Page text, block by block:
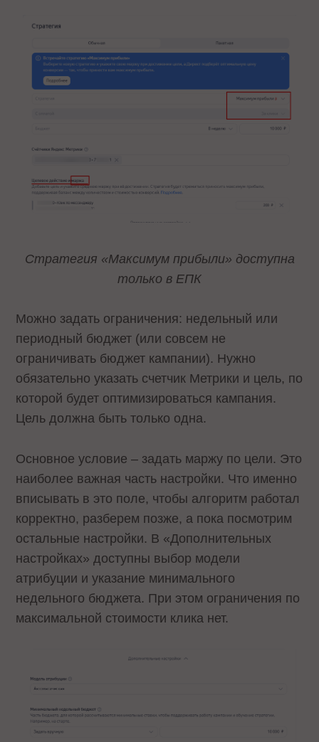
Стратегия «Максимум прибыли» доступна
только в ЕПК
Можно задать ограничения: недельный или
периодный бюджет (или совсем не
ограничивать бюджет кампании). Нужно
обязательно указать счетчик Метрики и цель, по
которой будет оптимизироваться кампания.
Цель должна быть только одна.
Основное условие – задать маржу по цели. Это
наиболее важная часть настройки. Что именно
вписывать в это поле, чтобы алгоритм работал
корректно, разберем позже, а пока посмотрим
остальные настройки. В «Дополнительных
настройках» доступны выбор модели
атрибуции и указание минимального
недельного бюджета. При этом ограничения по
максимальной стоимости клика нет.